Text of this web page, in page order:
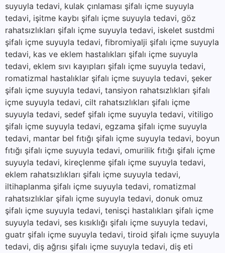
suyuyla tedavi, kulak çınlaması şifalı içme suyuyla
tedavi, işitme kaybı şifalı içme suyuyla tedavi, göz
rahatsızlıkları şifalı içme suyuyla tedavi, iskelet sustdmi
şifalı içme suyuyla tedavi, fibromiyalji şifalı içme suyuyla
tedavi, kas ve eklem hastalıkları şifalı içme suyuyla
tedavi, eklem sıvı kayıpları şifalı içme suyuyla tedavi,
romatizmal hastalıklar şifalı içme suyuyla tedavi, şeker
şifalı içme suyuyla tedavi, tansiyon rahatsızlıkları şifalı
içme suyuyla tedavi, cilt rahatsızlıkları şifalı içme
suyuyla tedavi, sedef şifalı içme suyuyla tedavi, vitiligo
şifalı içme suyuyla tedavi, egzama şifalı içme suyuyla
tedavi, mantar bel fıtığı şifalı içme suyuyla tedavi, boyun
fıtığı şifalı içme suyuyla tedavi, omurilik fıtığı şifalı içme
suyuyla tedavi, kireçlenme şifalı içme suyuyla tedavi,
eklem rahatsızlıkları şifalı içme suyuyla tedavi,
iltihaplanma şifalı içme suyuyla tedavi, romatizmal
rahatsızlıklar şifalı içme suyuyla tedavi, donuk omuz
şifalı içme suyuyla tedavi, tenisçi hastalıkları şifalı içme
suyuyla tedavi, ses kısıklığı şifalı içme suyuyla tedavi,
guatr şifalı içme suyuyla tedavi, tiroid şifalı içme suyuyla
tedavi, diş ağrısı şifalı içme suyuyla tedavi, diş eti